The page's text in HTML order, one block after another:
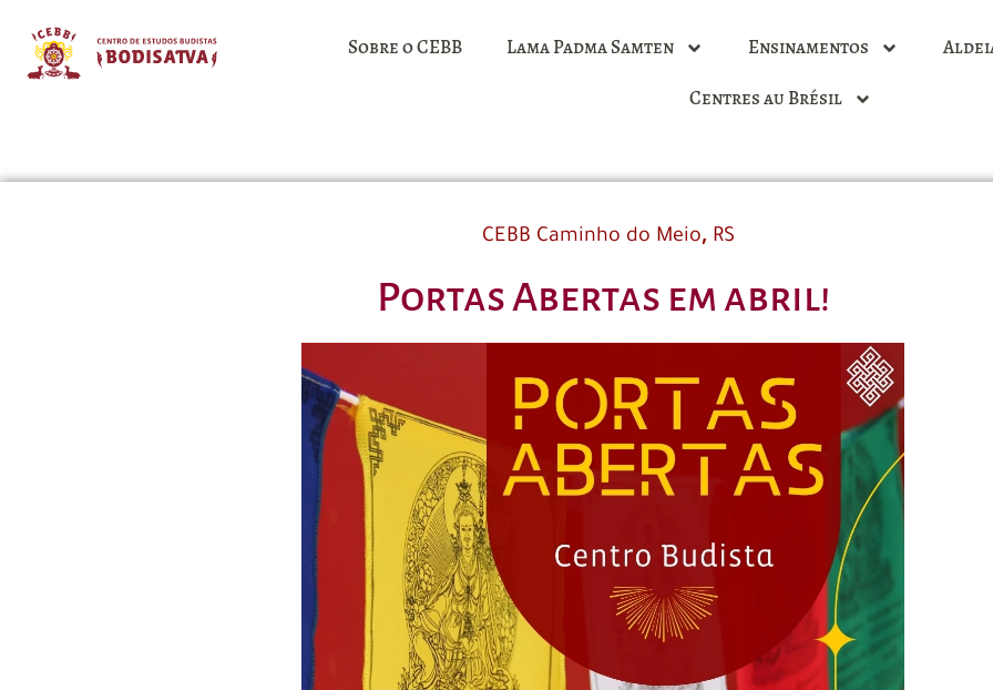
Sobre o CEBB Lama Padma Samten Ensinamentos
Centres au Brésil
CEBB Caminho do Meio, RS
Portas Abertas em abril!